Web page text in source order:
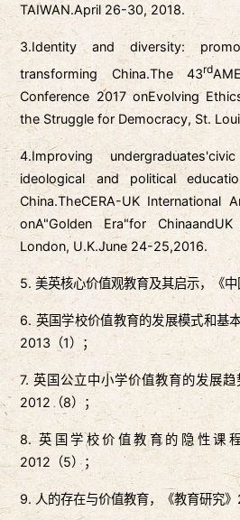
TAIWAN.April 26-30, 2018.
3.Identity and diversity:
transforming China.The 43rd
Conference 2017 onEvolving
the Struggle for Democracy, St.
4.Improving
ideological and political
China.TheCERA-UK International
onA"Golden Era"for ChinaandUK
London, U.K.June 24-25,2016.
5. 美英核心价值观教育及其启示，《
6. 英国学校价值教育的发展模式和基
2013（1）；
7. 英国公立中小学价值教育的发展趋
2012（8）；
8. 英国学校价值教育的隐性课
2012（5）；
9. 人的存在与价值教育，《教育研究》